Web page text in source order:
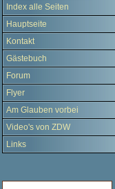
Index alle Seiten
Hauptseite
Kontakt
Gästebuch
Forum
Flyer
Am Glauben vorbei
Video's von ZDW
Links